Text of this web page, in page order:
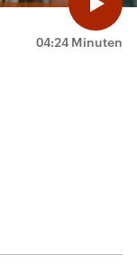
04:24 Minuten